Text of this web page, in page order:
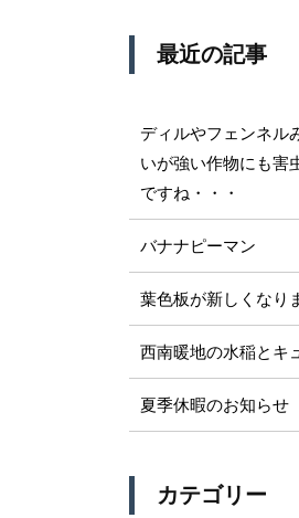
最近の記事
ディルやフェンネル
いが強い作物にも害
ですね・・・
バナナピーマン
葉色板が新しくなり
西南暖地の水稲とキ
夏季休暇のお知らせ
カテゴリー